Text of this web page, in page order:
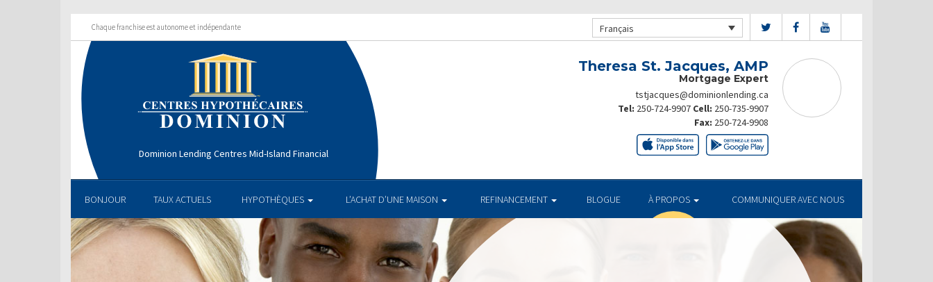
Chaque franchise est autonome et indépendante Français
Dominion Lending Centres Mid-Island Financial
Theresa St. Jacques, AMP
Mortgage Expert
tstjacques@dominionlending.ca
Tel: 250-724-9907 Cell: 250-735-9907
Fax: 250-724-9908
BONJOUR TAUX ACTUELS HYPOTHÈQUES L’ACHAT D’UNE MAISON REFINANCEMENT BLOGUE À PROPOS COMMUNIQUER AVEC NOUS